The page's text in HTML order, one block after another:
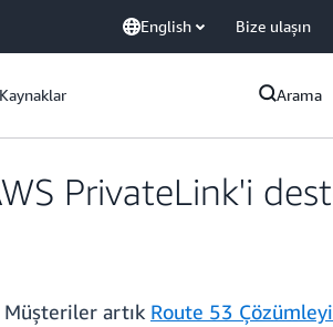
English Bize ulaşın
Kaynaklar Arama
PrivateLink'i
artık Route 53